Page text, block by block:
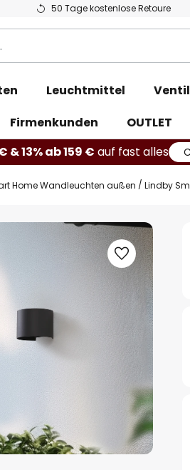
50 Tage kostenlose Retoure
Leuchtmittel
Firmenkunden
OUTLET
& 13% ab 159 € auf fast alles
Home Wandleuchten außen Lindby